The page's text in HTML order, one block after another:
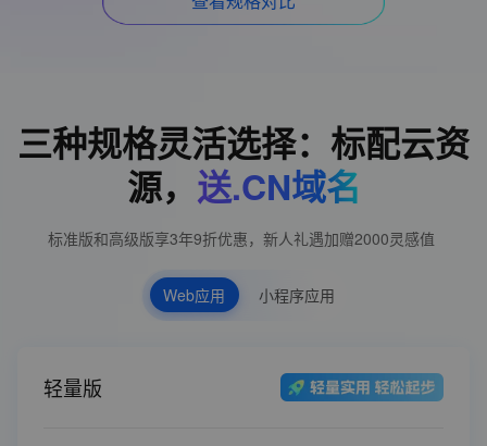
三种规格灵活选择：标配云资
源， 送.CN域名
标准版和高级版享3年9折优惠，新人礼遇加赠2000灵感值
Web应用 小程序应用
轻量版